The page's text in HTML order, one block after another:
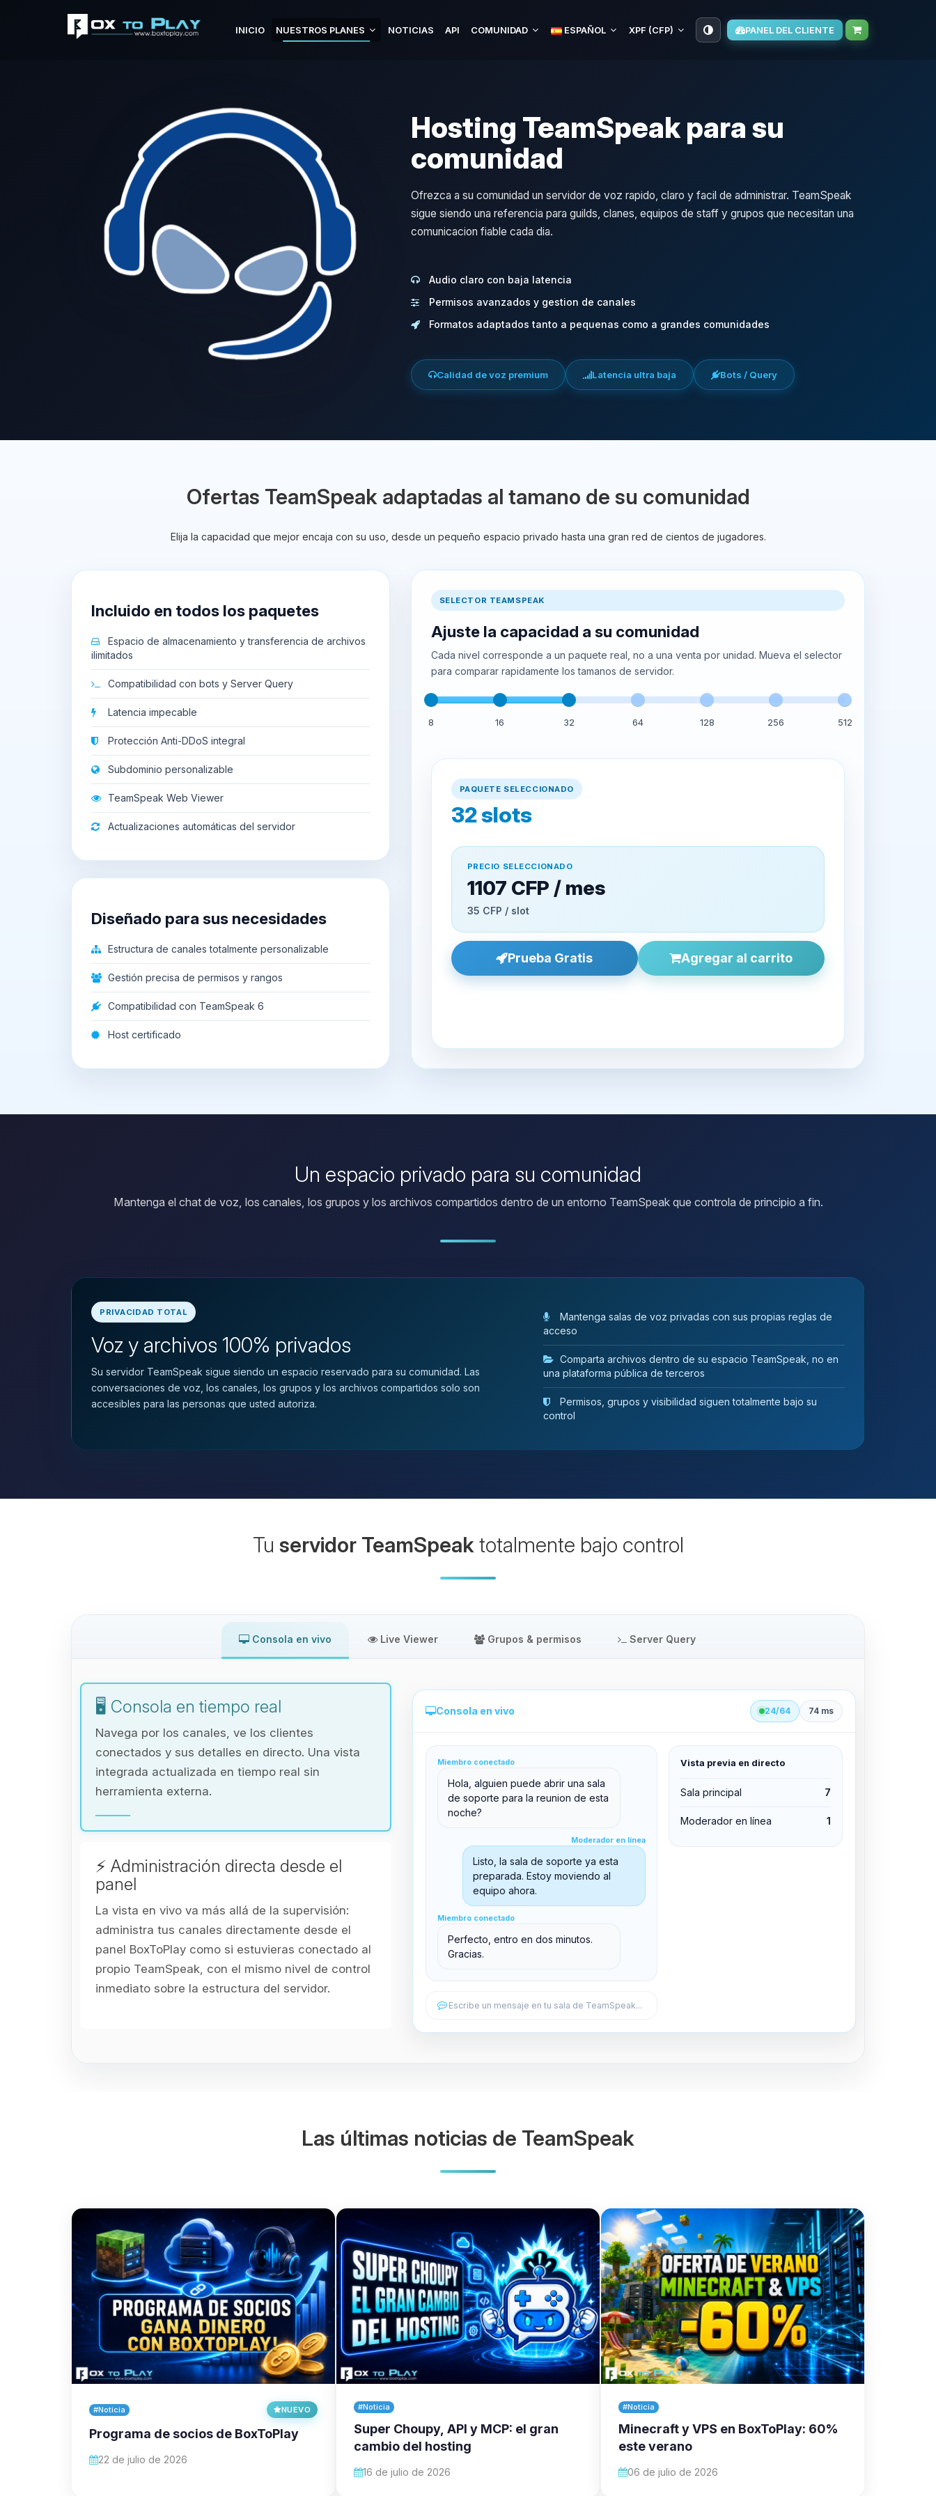
INICIO NUESTROS PLANES NOTICIAS API COMUNIDAD ESPAÑOL XPF (CFP) PANEL DEL CLIENTE
Hosting TeamSpeak para su
comunidad
Ofrezca a su comunidad un servidor de voz rapido, claro y facil de administrar. TeamSpeak
sigue siendo una referencia para guilds, clanes, equipos de staff y grupos que necesitan una
comunicacion fiable cada dia.
Audio claro con baja latencia
Permisos avanzados y gestion de canales
Formatos adaptados tanto a pequenas como a grandes comunidades
Calidad de voz premium Latencia ultra baja Bots / Query
Ofertas TeamSpeak adaptadas al tamano de su comunidad
Elija la capacidad que mejor encaja con su uso, desde un pequeño espacio privado hasta una gran red de cientos de jugadores.
Incluido en todos los paquetes
Espacio de almacenamiento y transferencia de archivos
ilimitados
Compatibilidad con bots y Server Query
Latencia impecable
Protección Anti-DDoS integral
Subdominio personalizable
TeamSpeak Web Viewer
Actualizaciones automáticas del servidor
Diseñado para sus necesidades
Estructura de canales totalmente personalizable
Gestión precisa de permisos y rangos
Compatibilidad con TeamSpeak 6
Host certificado
SELECTOR TEAMSPEAK
Ajuste la capacidad a su comunidad
Cada nivel corresponde a un paquete real, no a una venta por unidad. Mueva el selector
para comparar rapidamente los tamanos de servidor.
8 16 32 64 128 256 512
PAQUETE SELECCIONADO
32slots
PRECIO SELECCIONADO
1107 CFP / mes
35 CFP / slot
Prueba Gratis Agregar al carrito
Un espacio privado para su comunidad
Mantenga el chat de voz, los canales, los grupos y los archivos compartidos dentro de un entorno TeamSpeak que controla de principio a fin.
PRIVACIDAD TOTAL
Voz y archivos 100% privados
Su servidor TeamSpeak sigue siendo un espacio reservado para su comunidad. Las
conversaciones de voz, los canales, los grupos y los archivos compartidos solo son
accesibles para las personas que usted autoriza.
Mantenga salas de voz privadas con sus propias reglas de
acceso
Comparta archivos dentro de su espacio TeamSpeak, no en
una plataforma pública de terceros
Permisos, grupos y visibilidad siguen totalmente bajo su
control
Tu servidor TeamSpeak totalmente bajo control
Consola en vivo Live Viewer Grupos & permisos Server Query
🖥️ Consola en tiempo real
Navega por los canales, ve los clientes
conectados y sus detalles en directo. Una vista
integrada actualizada en tiempo real sin
herramienta externa.
⚡ Administración directa desde el
panel
La vista en vivo va más allá de la supervisión:
administra tus canales directamente desde el
panel BoxToPlay como si estuvieras conectado al
propio TeamSpeak, con el mismo nivel de control
inmediato sobre la estructura del servidor.
Consola en vivo 24/64 74 ms
Miembro conectado
Hola, alguien puede abrir una sala
de soporte para la reunion de esta
noche?
Moderador en línea
Listo, la sala de soporte ya esta
preparada. Estoy moviendo al
equipo ahora.
Miembro conectado
Perfecto, entro en dos minutos.
Gracias.
Escribe un mensaje en tu sala de TeamSpeak...
Vista previa en directo
Sala principal 7
Moderador en línea 1
Administración directa desde el panel
support@boxtoplay.com
Sala principal
Las últimas noticias de TeamSpeak
#Noticia NUEVO
Programa de socios de BoxToPlay
22 de julio de 2026
#Noticia
Super Choupy, API y MCP: el gran
cambio del hosting
16 de julio de 2026
#Noticia
Minecraft y VPS en BoxToPlay: 60%
este verano
06 de julio de 2026